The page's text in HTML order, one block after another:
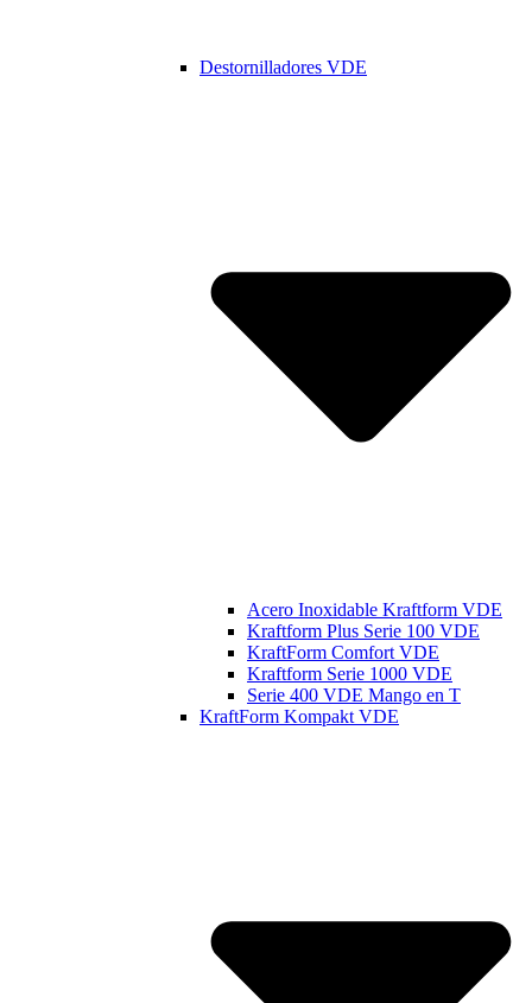
Destornilladores VDE
Acero Inoxidable Kraftform VDE
Kraftform Plus Serie 100 VDE
KraftForm Comfort VDE
Kraftform Serie 1000 VDE
Serie 400 VDE Mango en T
KraftForm Kompakt VDE